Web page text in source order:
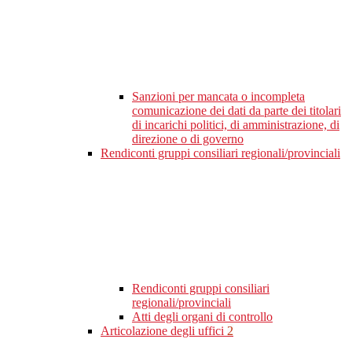
Sanzioni per mancata o incompleta
comunicazione dei dati da parte dei titolari
di incarichi politici, di amministrazione, di
direzione o di governo
Rendiconti gruppi consiliari regionali/provinciali
Rendiconti gruppi consiliari
regionali/provinciali
Atti degli organi di controllo
Articolazione degli uffici 2